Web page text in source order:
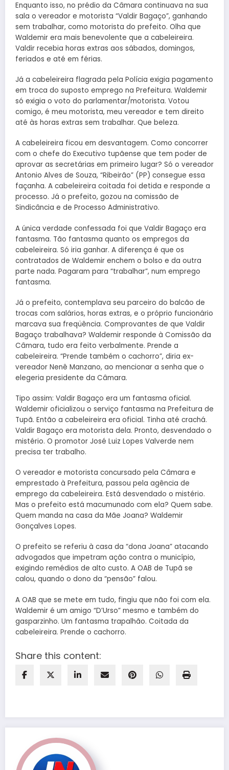
Enquanto isso, no prédio da Câmara continuava na sua
sala o vereador e motorista “Valdir Bagaço”, ganhando
sem trabalhar, como motorista do prefeito. Olha que
Waldemir era mais benevolente que a cabeleireira.
Valdir recebia horas extras aos sábados, domingos,
feriados e até em férias.
Já a cabeleireira flagrada pela Polícia exigia pagamento
em troca do suposto emprego na Prefeitura. Waldemir
só exigia o voto do parlamentar/motorista. Votou
comigo, é meu motorista, meu vereador e tem direito
até às horas extras sem trabalhar. Que beleza.
A cabeleireira ficou em desvantagem. Como concorrer
com o chefe do Executivo tupãense que tem poder de
aprovar as secretárias em primeiro lugar? Só o vereador
Antonio Alves de Souza, “Ribeirão” (PP) consegue essa
façanha. A cabeleireira coitada foi detida e responde a
processo. Já o prefeito, gozou na comissão de
Sindicância e de Processo Administrativo.
A única verdade confessada foi que Valdir Bagaço era
fantasma. Tão fantasma quanto os empregos da
cabeleireira. Só iria ganhar. A diferença é que os
contratados de Waldemir enchem o bolso e da outra
parte nada. Pagaram para “trabalhar”, num emprego
fantasma.
Já o prefeito, contemplava seu parceiro do balcão de
trocas com salários, horas extras, e o próprio funcionário
marcava sua freqüência. Comprovantes de que Valdir
Bagaço trabalhava? Waldemir responde à Comissão da
Câmara, tudo era feito verbalmente. Prende a
cabeleireira. “Prende também o cachorro”, diria ex-
vereador Nenê Manzano, ao mencionar a senha que o
elegeria presidente da Câmara.
Tipo assim: Valdir Bagaço era um fantasma oficial.
Waldemir oficializou o serviço fantasma na Prefeitura de
Tupã. Então a cabeleireira era oficial. Tinha até crachá.
Valdir Bagaço era motorista dela. Pronto, desvendado o
mistério. O promotor José Luiz Lopes Valverde nem
precisa ter trabalho.
O vereador e motorista concursado pela Câmara e
emprestado à Prefeitura, passou pela agência de
emprego da cabeleireira. Está desvendado o mistério.
Mas o prefeito está macumunado com ela? Quem sabe.
Quem manda na casa da Mãe Joana? Waldemir
Gonçalves Lopes.
O prefeito se referiu à casa da “dona Joana” atacando
advogados que impetram ação contra o município,
exigindo remédios de alto custo. A OAB de Tupã se
calou, quando o dono da “pensão” falou.
A OAB que se mete em tudo, fingiu que não foi com ela.
Waldemir é um amigo “D’Urso” mesmo e também do
gasparzinho. Um fantasma trapalhão. Coitada da
cabeleireira. Prende o cachorro.
Share this content: